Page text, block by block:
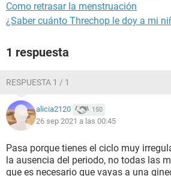
Como retrasar la menstruación
¿Saber cuánto Threchop le doy a mi
1 respuesta
RESPUESTA 1 / 1
alicia2120 150
26 sep 2021 a las 00:45
Pasa porque tienes el ciclo muy
la ausencia del periodo, no todas las
que es necesario que vayas a una